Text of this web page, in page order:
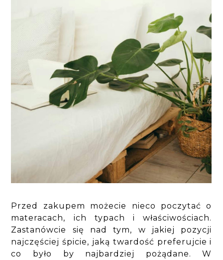
Przed zakupem możecie nieco poczytać o
materacach, ich typach i właściwościach.
Zastanówcie się nad tym, w jakiej pozycji
najczęściej śpicie, jaką twardość preferujcie i
co było by najbardziej pożądane. W